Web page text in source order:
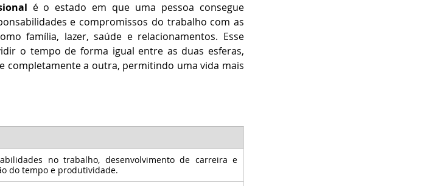
é o estado em que uma pessoa consegue
e compromissos do trabalho com as
família, lazer, saúde e relacionamentos. Esse
o tempo de forma igual entre as duas esferas,
completamente a outra, permitindo uma vida mais
no trabalho, desenvolvimento de carreira e
do tempo e produtividade.